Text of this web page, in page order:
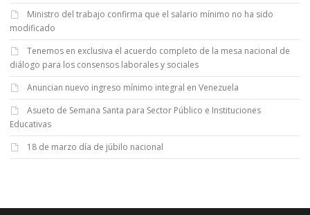
Ministro del trabajo confirma que el salario mínimo no ha sido
modificado
Tenemos en exclusiva el acuerdo completo de la mesa nacional de
diálogo para los consensos laborales y sociales
Anuncian nuevo ingreso mínimo integral en Venezuela
Asueto de Semana Santa para Sector Público e Instituciones
Educativas
18 de marzo día de júbilo nacional